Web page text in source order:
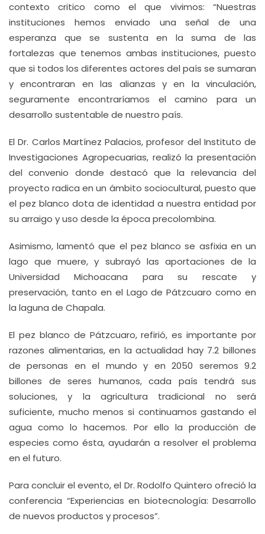
contexto critico como el que vivimos: “Nuestras
instituciones hemos enviado una señal de una
esperanza que se sustenta en la suma de las
fortalezas que tenemos ambas instituciones, puesto
que si todos los diferentes actores del país se sumaran
y encontraran en las alianzas y en la vinculación,
seguramente encontraríamos el camino para un
desarrollo sustentable de nuestro país.
El Dr. Carlos Martínez Palacios, profesor del Instituto de
Investigaciones Agropecuarias, realizó la presentación
del convenio donde destacó que la relevancia del
proyecto radica en un ámbito sociocultural, puesto que
el pez blanco dota de identidad a nuestra entidad por
su arraigo y uso desde la época precolombina.
Asimismo, lamentó que el pez blanco se asfixia en un
lago que muere, y subrayó las aportaciones de la
Universidad Michoacana para su rescate y
preservación, tanto en el Lago de Pátzcuaro como en
la laguna de Chapala.
El pez blanco de Pátzcuaro, refirió, es importante por
razones alimentarias, en la actualidad hay 7.2 billones
de personas en el mundo y en 2050 seremos 9.2
billones de seres humanos, cada país tendrá sus
soluciones, y la agricultura tradicional no será
suficiente, mucho menos si continuamos gastando el
agua como lo hacemos. Por ello la producción de
especies como ésta, ayudarán a resolver el problema
en el futuro.
Para concluir el evento, el Dr. Rodolfo Quintero ofreció la
conferencia “Experiencias en biotecnología: Desarrollo
de nuevos productos y procesos”.